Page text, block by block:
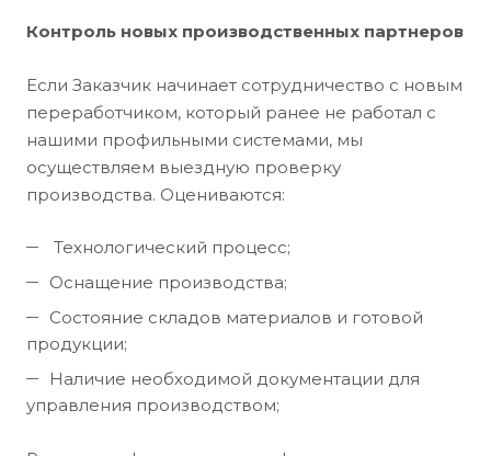
Контроль новых производственных партнеров
Если Заказчик начинает сотрудничество с новым
переработчиком, который ранее не работал с
нашими профильными системами, мы
осуществляем выездную проверку
производства. Оцениваются:
Технологический процесс;
Оснащение производства;
Состояние складов материалов и готовой
продукции;
Наличие необходимой документации для
управления производством;